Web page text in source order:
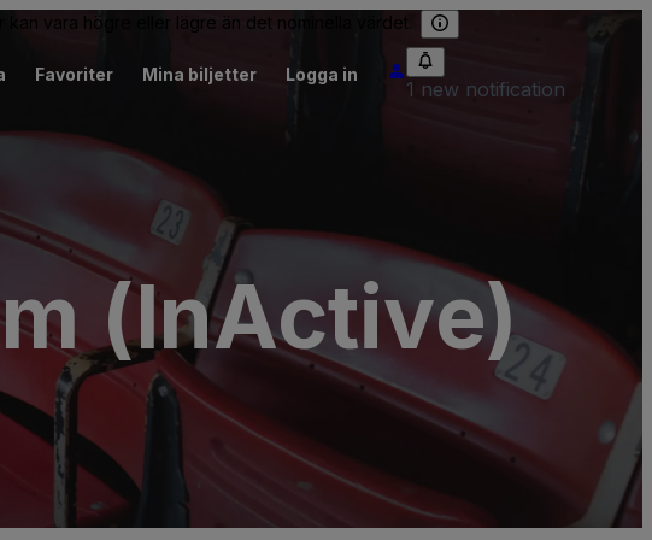
kan vara högre eller lägre än det nominella värdet.
Favoriter Mina biljetter Logga in
1 new notification
(InActive)